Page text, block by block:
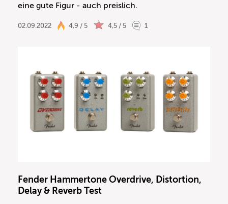
eine gute Figur - auch preislich.
02.09.2022 4,9 / 5 4,5 / 5 1
Fender Hammertone Overdrive, Distortion,
Delay & Reverb Test